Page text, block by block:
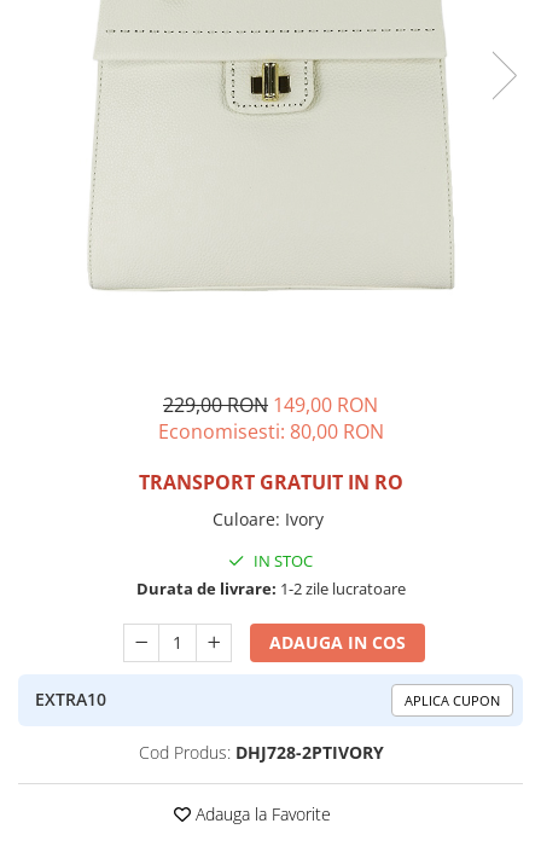
Incaltamine primavara-vara piele
Imbracaminte
Camasi si topuri
Blugi si pantaloni
Pulovere si cardigane
Incaltaminte toamna-iarna piele
229,00 RON 149,00 RON
Economisesti: 80,00 RON
TRANSPORT GRATUIT IN RO
Culoare: Ivory
IN STOC
Durata de livrare: 1-2 zile lucratoare
ADAUGA IN COS
EXTRA10 APLICA CUPON
Cod Produs: DHJ728-2PTIVORY
Adauga la Favorite